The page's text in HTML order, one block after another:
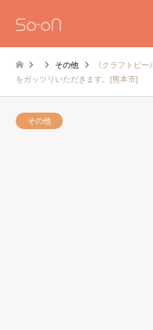
その他
《クラフトビ
をガッツリいただきます。[熊本市]
その他